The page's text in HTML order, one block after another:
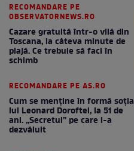
RECOMANDARE PE
OBSERVATORNEWS.RO
Cazare gratuită într-o vilă din
Toscana, la câteva minute de
plajă. Ce trebuie să faci în
schimb
RECOMANDARE PE AS.RO
Cum se menţine în formă soţia
lui Leonard Doroftei, la 51 de
ani. „Secretul” pe care l-a
dezvăluit